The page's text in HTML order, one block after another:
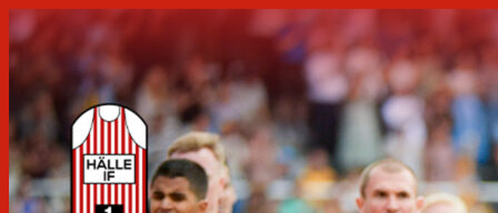
Hälle IF